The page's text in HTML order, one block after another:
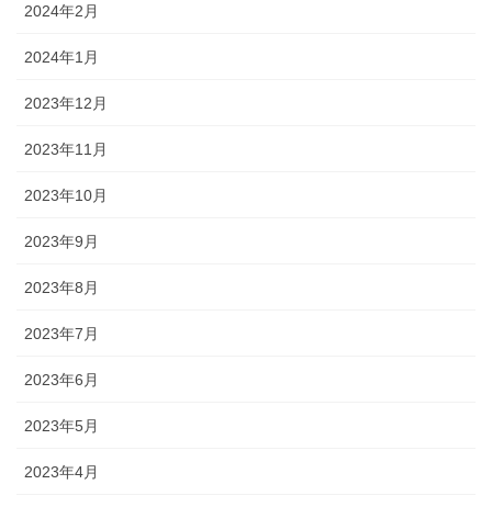
2024年2月
2024年1月
2023年12月
2023年11月
2023年10月
2023年9月
2023年8月
2023年7月
2023年6月
2023年5月
2023年4月